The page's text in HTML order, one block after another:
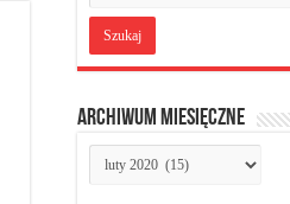
Archiwum miesięczne
Archiwum
miesięczne